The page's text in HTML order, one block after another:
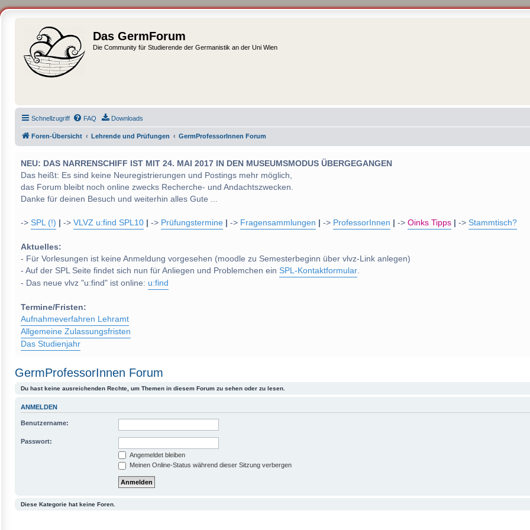
Das GermForum
Die Community für Studierende der Germanistik an der Uni Wien
Schnellzugriff FAQ Downloads
Foren-Übersicht Lehrende und Prüfungen GermProfessorInnen Forum
NEU: DAS NARRENSCHIFF IST MIT 24. MAI 2017 IN DEN MUSEUMSMODUS ÜBERGEGANGEN
Das heißt: Es sind keine Neuregistrierungen und Postings mehr möglich,
das Forum bleibt noch online zwecks Recherche- und Andachtszwecken.
Danke für deinen Besuch und weiterhin alles Gute ...
-> SPL (!) -> VLVZ u:find SPL10 -> Prüfungstermine -> Fragensammlungen -> ProfessorInnen -> Oinks Tipps -> Stammtisch?
Aktuelles:
- Für Vorlesungen ist keine Anmeldung vorgesehen (moodle zu Semesterbeginn über vlvz-Link anlegen)
- Auf der SPL Seite findet sich nun für Anliegen und Problemchen ein SPL-Kontaktformular.
- Das neue vlvz "u:find" ist online: u:find
Termine/Fristen:
Aufnahmeverfahren Lehramt
Allgemeine Zulassungsfristen
Das Studienjahr
GermProfessorInnen Forum
Du hast keine ausreichenden Rechte, um Themen in diesem Forum zu sehen oder zu lesen.
ANMELDEN
Benutzername:
Passwort:
Angemeldet bleiben
Meinen Online-Status während dieser Sitzung verbergen
Diese Kategorie hat keine Foren.